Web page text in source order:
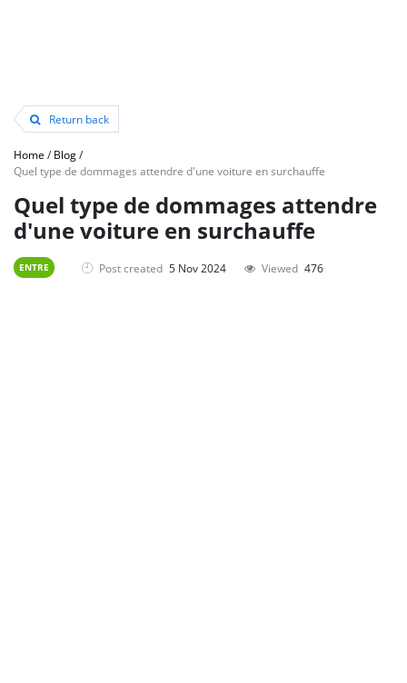
Return back
Home /Blog/
Quel type de dommages attendre d'une voiture en surchauffe
Quel type de dommages attendre
d'une voiture en surchauffe
ENTRE Post created 5 Nov 2024 Viewed 476